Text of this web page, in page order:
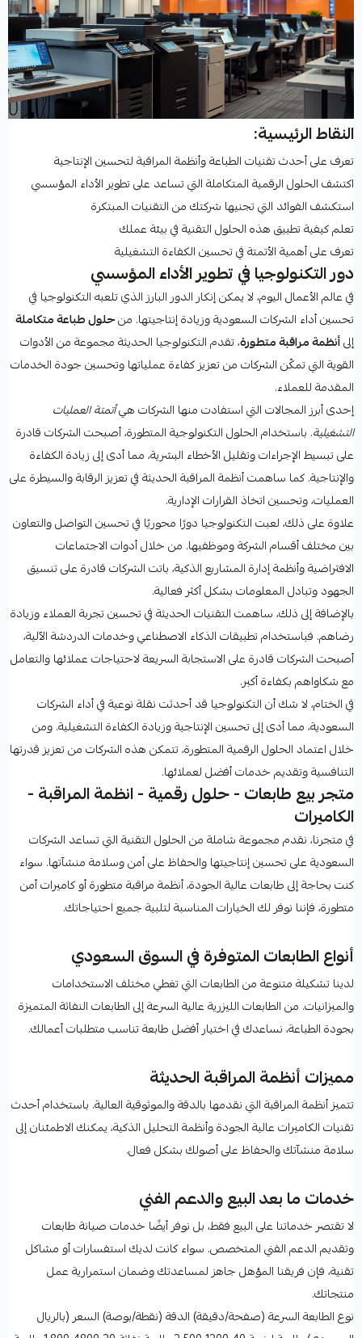
النقاط الرئيسية:
تعرف على أحدث تقنيات الطباعة وأنظمة المراقبة لتحسين الإنتاجية
اكتشف الحلول الرقمية المتكاملة التي تساعد على تطوير الأداء المؤسسي
استكشف الفوائد التي تجنيها شركتك من التقنيات المبتكرة
تعلم كيفية تطبيق هذه الحلول التقنية في بيئة عملك
تعرف على أهمية الأتمتة في تحسين الكفاءة التشغيلية
دور التكنولوجيا في تطوير الأداء المؤسسي
في عالم الأعمال اليوم، لا يمكن إنكار الدور البارز الذي تلعبه التكنولوجيا في
تحسين أداء الشركات السعودية وزيادة إنتاجيتها. منحلول طباعة متكاملة
إلىأنظمة مراقبة متطورة، تقدم التكنولوجيا الحديثة مجموعة من الأدوات
القوية التي تمكّن الشركات من تعزيز كفاءة عملياتها وتحسين جودة الخدمات
المقدمة للعملاء.
إحدى أبرز المجالات التي استفادت منها الشركات هيأتمتة العمليات
التشغيلية. باستخدام الحلول التكنولوجية المتطورة، أصبحت الشركات قادرة
على تبسيط الإجراءات وتقليل الأخطاء البشرية، مما أدى إلى زيادة الكفاءة
والإنتاجية. كما ساهمت أنظمة المراقبة الحديثة في تعزيز الرقابة والسيطرة على
العمليات، وتحسين اتخاذ القرارات الإدارية.
علاوة على ذلك، لعبت التكنولوجيا دورًا محوريًا في تحسين التواصل والتعاون
بين مختلف أقسام الشركة وموظفيها. من خلال أدوات الاجتماعات
الافتراضية وأنظمة إدارة المشاريع الذكية، باتت الشركات قادرة على تنسيق
الجهود وتبادل المعلومات بشكل أكثر فعالية.
بالإضافة إلى ذلك، ساهمت التقنيات الحديثة في تحسين تجربة العملاء وزيادة
رضاهم. فباستخدام تطبيقات الذكاء الاصطناعي وخدمات الدردشة الآلية،
أصبحت الشركات قادرة على الاستجابة السريعة لاحتياجات عملائها والتعامل
مع شكاواهم بكفاءة أكبر.
في الختام، لا شك أن التكنولوجيا قد أحدثت نقلة نوعية في أداء الشركات
السعودية، مما أدى إلى تحسين الإنتاجية وزيادة الكفاءة التشغيلية. ومن
خلال اعتماد الحلول الرقمية المتطورة، تتمكن هذه الشركات من تعزيز قدرتها
التنافسية وتقديم خدمات أفضل لعملائها.
متجر بيع طابعات - حلول رقمية - انظمة المراقبة -
الكاميرات
في متجرنا، نقدم مجموعة شاملة من الحلول التقنية التي تساعد الشركات
السعودية على تحسين إنتاجيتها والحفاظ على أمن وسلامة منشآتها. سواء
كنت بحاجة إلى طابعات عالية الجودة، أنظمة مراقبة متطورة أو كاميرات أمن
متطورة، فإننا نوفر لك الخيارات المناسبة لتلبية جميع احتياجاتك.
أنواع الطابعات المتوفرة في السوق السعودي
لدينا تشكيلة متنوعة من الطابعات التي تغطي مختلف الاستخدامات
والميزانيات. من الطابعات الليزرية عالية السرعة إلى الطابعات النفاثة المتميزة
بجودة الطباعة، نساعدك في اختيار أفضل طابعة تناسب متطلبات أعمالك.
مميزات أنظمة المراقبة الحديثة
تتميز أنظمة المراقبة التي نقدمها بالدقة والموثوقية العالية. باستخدام أحدث
تقنيات الكاميرات عالية الجودة وأنظمة التحليل الذكية، يمكنك الاطمئنان إلى
سلامة منشآتك والحفاظ على أصولك بشكل فعال.
خدمات ما بعد البيع والدعم الفني
لا تقتصر خدماتنا على البيع فقط، بل نوفر أيضًا خدمات صيانة طابعات
وتقديم الدعم الفني المتخصص. سواء كانت لديك استفسارات أو مشاكل
تقنية، فإن فريقنا المؤهل جاهز لمساعدتك وضمان استمرارية عمل
منتجاتك.
نوع الطابعة السرعة (صفحة/دقيقة) الدقة (نقطة/بوصة) السعر (بالريال